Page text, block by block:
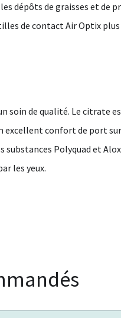
dépôts de graisses et de
de contact Air Optix plus
soin de qualité. Le citrate
confort de port
Polyquad et
les yeux.